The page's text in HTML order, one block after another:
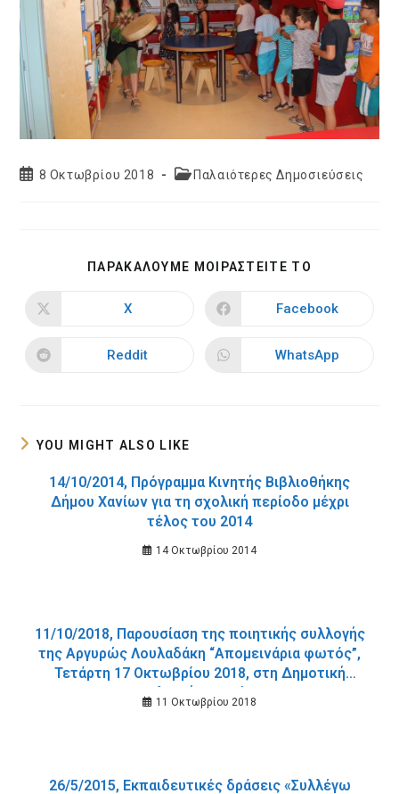
Post8 Οκτωβρίου 2018
PostΠαλαιότερες Δημοσιεύσεις
ΠΑΡΑΚΑΛΟΥΜΕ ΜΟΙΡΑΣΤΕΙΤΕ ΤΟ
CONTENT
Opens
new
window
X
Opens
new
window
Facebook
Opens
Reddit
Opens
WhatsApp
YOU MIGHT ALSO LIKE
14/10/2014, Πρόγραμμα Κινητής Βιβλιοθήκης
Δήμου Χανίων για τη σχολική περίοδο μέχρι
τέλος του 2014
14 Οκτωβρίου 2014
11/10/2018, Παρουσίαση της ποιητικής συλλογής
της Αργυρώς Λουλαδάκη “Απομεινάρια φωτός”,
Τετάρτη 17 Οκτωβρίου 2018, στη Δημοτική
Βιβλιοθήκη Χανίων
11 Οκτωβρίου 2018
26/5/2015, Εκπαιδευτικές δράσεις «Συλλέγω